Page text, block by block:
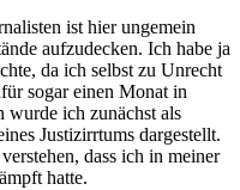
ist hier ungemein
aufzudecken. Ich habe ja
da ich selbst zu Unrecht
sogar einen Monat in
wurde ich zunächst als
Justizirrtums dargestellt.
dass ich in meiner
hatte.